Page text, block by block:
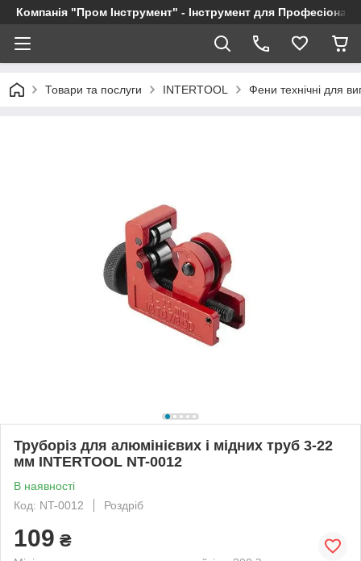
Компанія "Пром Інструмент" - Інструмент для
Товари та послуги INTERTOOL Фени технічні для
Труборіз для алюмінієвих і мідних труб 3-22
мм INTERTOOL NT-0012
В наявності
Код: NT-0012
Роздріб
109 ₴